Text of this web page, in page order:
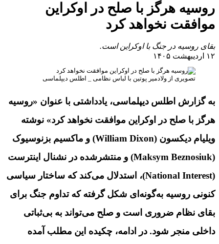
روسیه هرگز با صلح در اوکراین
موافقت نخواهد کرد
بقای روسیه در جنگ با اوکراین است.
۱۲ اردیبهشت ۱۴۰۵
تصویری از ولادمیر پوتین با لباس نظامی _ اطلس دیپلماسی
به گزارش اطلس دیپلماسی، یادداشتی با عنوان «روسیه
هرگز با صلح در اوکراین موافقت نخواهد کرد» نوشته
ویلیام دیکسون (William Dixon) و ماکسیم بزنوسیوک
(Maksym Beznosiuk) و منتشرشده در نشنال اینترست
(National Interest)، استدلال می‌کند که ساختار سیاسی
کنونی روسیه به‌گونه‌ای شکل گرفته که تداوم جنگ برای
بقای نظام ضروری است و صلح می‌تواند به بی‌ثباتی
داخلی منجر شود. در ادامه، چکیده این مطلب آمده